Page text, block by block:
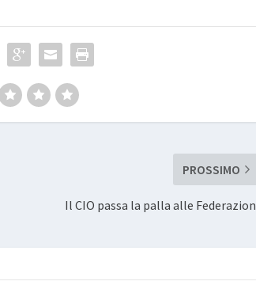
PROSSIMO
Il CIO passa la palla alle